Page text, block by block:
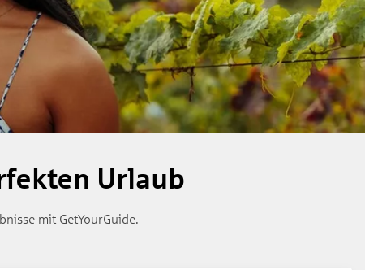
Urlaub
mit GetYourGuide.